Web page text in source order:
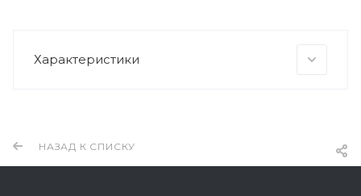
Характеристики
НАЗАД К СПИСКУ